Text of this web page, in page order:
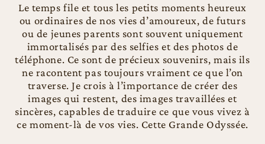
Le temps file et tous les petits moments heureux
ou ordinaires de nos vies d’amoureux, de futurs
ou de jeunes parents sont souvent uniquement
immortalisés par des selfies et des photos de
téléphone. Ce sont de précieux souvenirs, mais ils
ne racontent pas toujours vraiment ce que l’on
traverse. Je crois à l’importance de créer des
images qui restent, des images travaillées et
sincères, capables de traduire ce que vous vivez à
ce moment-là de vos vies. Cette Grande Odyssée.